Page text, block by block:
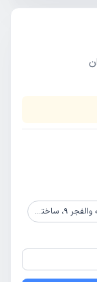
3 - واحد 8